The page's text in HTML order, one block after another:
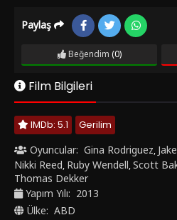
Paylaş
Beğendim (0)
Film Bilgileri
IMDb: 5.1
Gerilim
Oyuncular: Gina Rodriguez,
Nikki Reed, Ruby Wendell,Scott
Thomas Dekker
Yapım Yılı: 2013
Ülke: ABD